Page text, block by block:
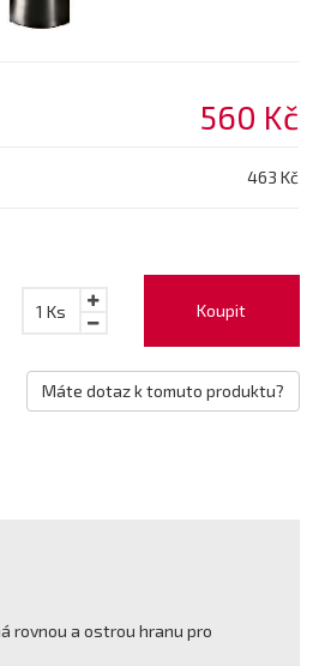
560 Kč
463 Kč
Koupit
1 Ks
Máte dotaz k tomuto produktu?
rovnou a ostrou hranu pro